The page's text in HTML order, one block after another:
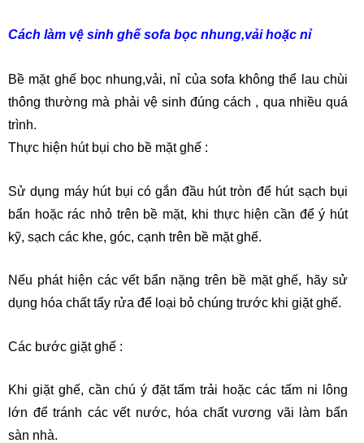
Cách làm vệ sinh ghế sofa bọc nhung,vải hoặc nỉ
Bề mặt ghế bọc nhung,vải, nỉ của sofa không thể lau chùi
thông thường mà phải vệ sinh đúng cách , qua nhiều quá
trình.
Thực hiện hút bụi cho bề mặt ghế :
Sử dụng máy hút bụi có gắn đầu hút tròn để hút sạch bụi
bẩn hoặc rác nhỏ trên bề mặt, khi thực hiện cần để ý hút
kỹ, sạch các khe, góc, cạnh trên bề mặt ghế.
Nếu phát hiện các vết bẩn nặng trên bề mặt ghế, hãy sử
dụng hóa chất tẩy rửa để loại bỏ chúng trước khi giặt ghế.
Các bước giặt ghế :
Khi giặt ghế, cần chú ý đặt tấm trải hoặc các tấm ni lông
lớn để tránh các vết nước, hóa chất vương vãi làm bẩn
sàn nhà.